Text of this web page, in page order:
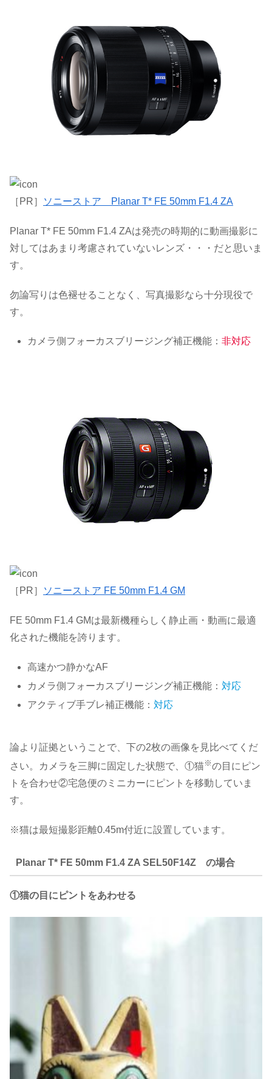
［PR］ ソニーストア Planar T* FE 50mm F1.4 ZA
Planar T* FE 50mm F1.4 ZAは発売の時期的に動画撮影に
対してはあまり考慮されていないレンズ・・・だと思いま
す。
勿論写りは色褪せることなく、写真撮影なら十分現役で
す。
カメラ側フォーカスブリージング補正機能：非対応
［ PR］ ソニーストア FE 50mm F1.4 GM
FE 50mm F1.4 GMは最新機種らしく静止画・動画に最適
化された機能を誇ります。
高速かつ静かなAF
カメラ側フォーカスブリージング補正機能：対応
アクティブ手ブレ補正機能：対応
論より証拠ということで、下の2枚の画像を見比べてくだ
さい。カメラを三脚に固定した状態で、①猫※の目にピン
トを合わせ②宅急便のミニカーにピントを移動していま
す。
※猫は最短撮影距離0.45m付近に設置しています。
Planar T* FE 50mm F1.4 ZA SEL50F14Z の場合
①猫の目にピントをあわせる